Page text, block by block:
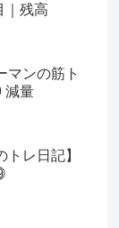
｜残高
マンの筋ト
減量
トレ日記】